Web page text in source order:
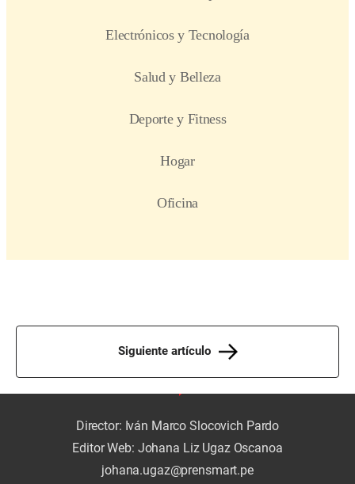
Siguiente artículo
Director: Iván Marco Slocovich Pardo
Editor Web: Johana Liz Ugaz Oscanoa
johana.ugaz@prensmart.pe